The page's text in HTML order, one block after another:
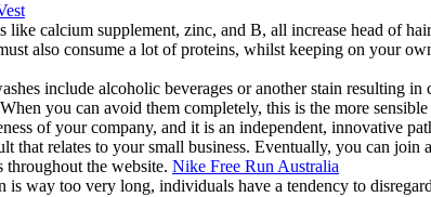
calcium supplement, zinc, and B, all increase head of
also consume a lot of proteins, whilst keeping on your
include alcoholic beverages or another stain resulting in
you can avoid them completely, this is the more sensible
of your company, and it is an independent, innovative
relates to your small business. Eventually, you can join
throughout the website. Nike Free Run Australia
way too very long, individuals have a tendency to